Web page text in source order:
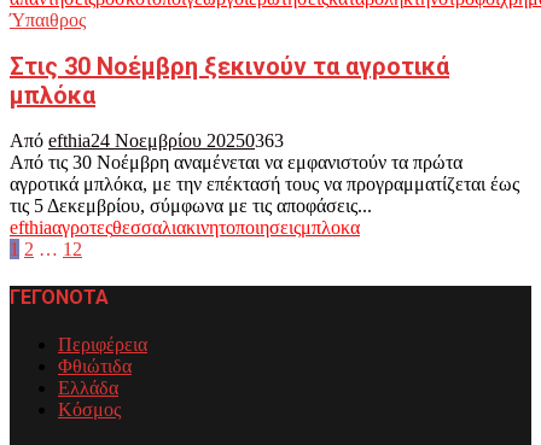
Ύπαιθρος
Στις 30 Νοέμβρη ξεκινούν τα αγροτικά
μπλόκα
Από efthia24 Νοεμβρίου 20250363
Από τις 30 Νοέμβρη αναμένεται να εμφανιστούν τα πρώτα
αγροτικά μπλόκα, με την επέκτασή τους να προγραμματίζεται έως
τις 5 Δεκεμβρίου, σύμφωνα με τις αποφάσεις...
efthiaαγροτεςθεσσαλιακινητοποιησειςμπλοκα
Σελιδοποίηση
άρθρων
1 2 … 12
ΓΕΓΟΝΟΤΑ
Περιφέρεια
Φθιώτιδα
Ελλάδα
Κόσμος